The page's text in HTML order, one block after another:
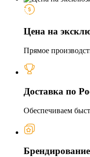
Цена на
Прямое
Доставка по
Обеспечиваем
Брендирование